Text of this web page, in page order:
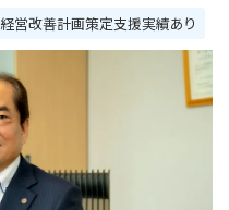
経営改善計画策定支援実績あり